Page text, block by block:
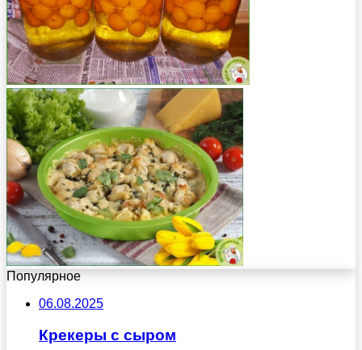
Популярное
06.08.2025
Крекеры с сыром